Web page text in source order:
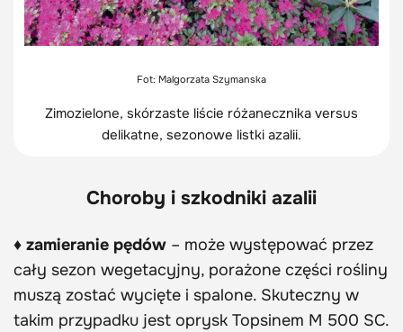
Fot: Malgorzata Szymanska
Zimozielone, skórzaste liście różanecznika versus
delikatne, sezonowe listki azalii.
Choroby i szkodniki azalii
♦ zamieranie pędów – może występować przez
cały sezon wegetacyjny, porażone części rośliny
muszą zostać wycięte i spalone. Skuteczny w
takim przypadku jest oprysk Topsinem M 500 SC.